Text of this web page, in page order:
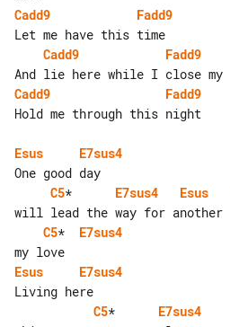
Cadd9
Fadd9
Cadd9
Fadd9
Cadd9
Fadd9
Hold me through this night
Esus
E7sus4
C5* E7sus4 Esus
C5* E7sus4
Esus
E7sus4
C5* E7sus4